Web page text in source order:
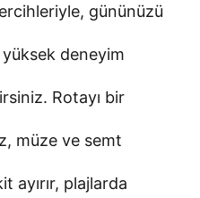
gününüzü
deneyim
Rotayı bir
müze ve semt
ayırır, plajlarda